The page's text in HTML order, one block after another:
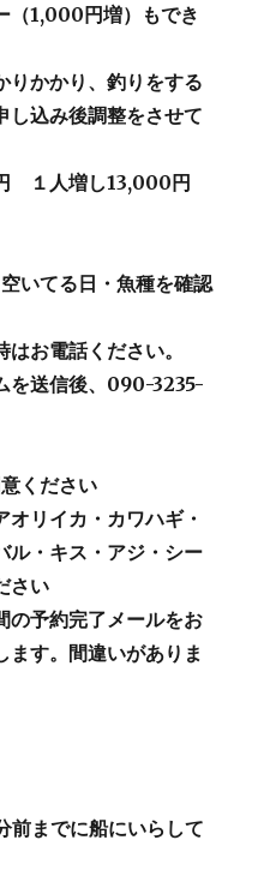
（1,000円増）もでき
りかかり、釣りをする
し込み後調整をさせて
１人増し13,000円
いてる日・魚種を確認
はお電話ください。
を送信後、090-3235-
ください
リイカ・カワハギ・
ル・キス・アジ・シー
さい
予約完了メールをお
ます。間違いがありま
までに船にいらして